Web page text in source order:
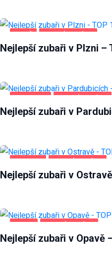
PLZEŇ ZDRAVÍ A KRÁSA
Nejlepší zubaři v Plzni –
PARDUBICE ZDRAVÍ A KRÁSA
Nejlepší zubaři v
OSTRAVA ZDRAVÍ A KRÁSA
Nejlepší zubaři v
OPAVA ZDRAVÍ A KRÁSA
Nejlepší zubaři v Opavě